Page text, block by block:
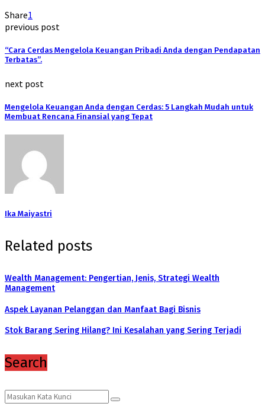
Share1
previous post
“Cara Cerdas Mengelola Keuangan Pribadi Anda dengan Pendapatan
Terbatas”.
next post
Mengelola Keuangan Anda dengan Cerdas: 5 Langkah Mudah untuk
Membuat Rencana Finansial yang Tepat
Ika Maiyastri
Related posts
Wealth Management: Pengertian, Jenis, Strategi Wealth
Management
Aspek Layanan Pelanggan dan Manfaat Bagi Bisnis
Stok Barang Sering Hilang? Ini Kesalahan yang Sering Terjadi
Search
Search
for:
Search